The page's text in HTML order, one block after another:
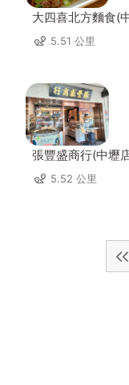
大四喜北方麵食(
5.51 公里
張豐盛商行(中壢
5.52 公里